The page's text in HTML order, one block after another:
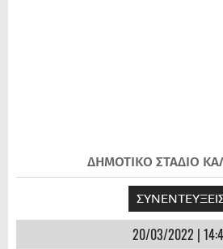
ΔΗΜΟΤΙΚΟ ΣΤΑΔΙΟ
20/03/2022 |